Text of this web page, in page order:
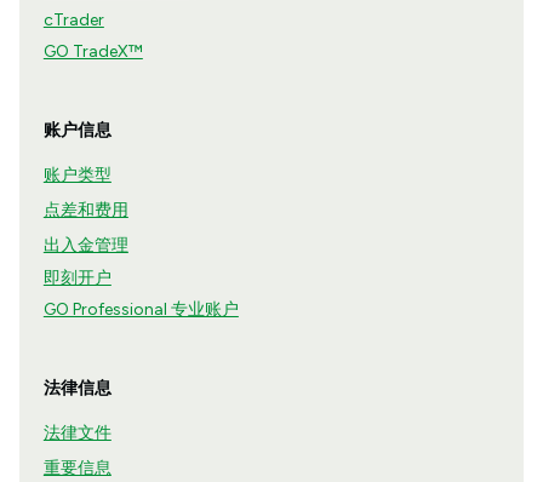
cTrader
GO TradeX™
账户信息
账户类型
点差和费用
出入金管理
即刻开户
GO Professional 专业账户
法律信息
法律文件
重要信息